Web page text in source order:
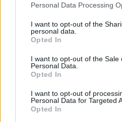
Please note that this website/
not limited to your visit or usage
grant or deny consent to Google
use your data for below
consent section.
Personal Data Processing
I want to opt-out of the
personal data.
Opted In
I want to opt-out of the Sale
Personal Data.
Opted In
I want to opt-out of
Personal Data for Targeted
Opted In
nagy győzelem, ha
során először nyertem a
a Zalaegerszegnek sem
az elmúlt időben - utóbbi
örülök - fogalmazott
győzelmük szerinte
szerencse forgandó, ezért
kevesebb hibát követne el
Olvastad már?